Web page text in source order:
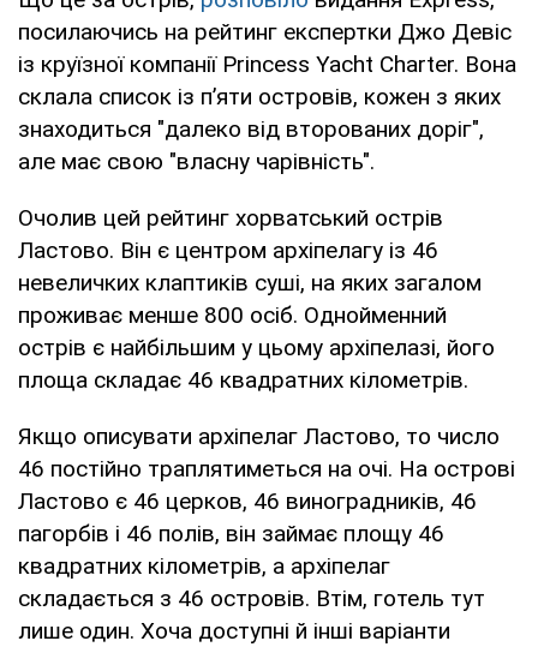
посилаючись на рейтинг експертки Джо Девіс
із круїзної компанії Princess Yacht Charter. Вона
склала список із п’яти островів, кожен з яких
знаходиться "далеко від второваних доріг",
але має свою "власну чарівність".
Очолив цей рейтинг хорватський острів
Ластово. Він є центром архіпелагу із 46
невеличких клаптиків суші, на яких загалом
проживає менше 800 осіб. Однойменний
острів є найбільшим у цьому архіпелазі, його
площа складає 46 квадратних кілометрів.
Якщо описувати архіпелаг Ластово, то число
46 постійно траплятиметься на очі. На острові
Ластово є 46 церков, 46 виноградників, 46
пагорбів і 46 полів, він займає площу 46
квадратних кілометрів, а архіпелаг
складається з 46 островів. Втім, готель тут
лише один. Хоча доступні й інші варіанти